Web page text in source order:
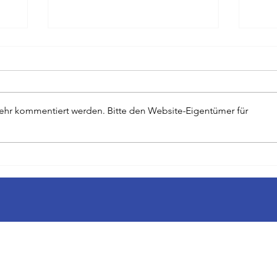
Scharfer Blick für die
Der
kommentiert werden. Bitte den Website-Eigentümer für